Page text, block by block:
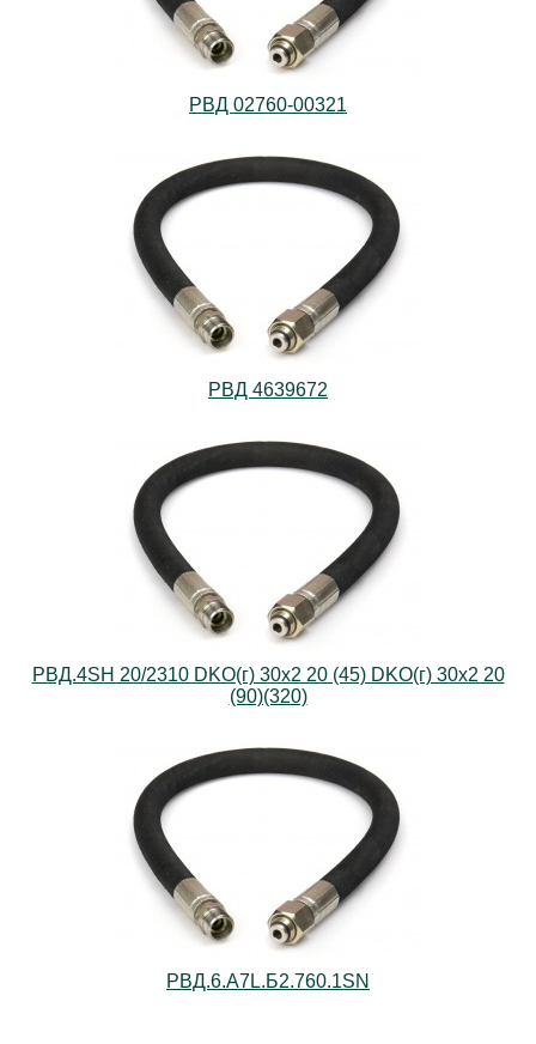
РВД 02760-00321
РВД 4639672
РВД.4SH 20/2310 DKO(г) 30х2 20 (45) DKO(г) 30х2 20
(90)(320)
РВД.6.А7L.Б2.760.1SN